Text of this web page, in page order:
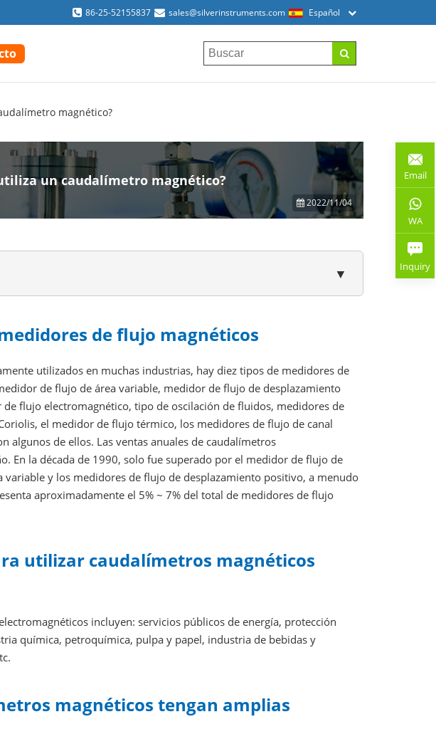
86-25-52155837 sales@silverinstruments.com Español
magnético?
un caudalímetro magnético?
2022/11/04
▼
de flujo magnéticos
utilizados en muchas industrias, hay diez tipos de medidores de
de flujo de área variable, medidor de flujo de desplazamiento
flujo electromagnético, tipo de oscilación de fluidos, medidores de
el medidor de flujo térmico, los medidores de flujo de canal
algunos de ellos. Las ventas anuales de caudalímetros
En la década de 1990, solo fue superado por el medidor de flujo de
y los medidores de flujo de desplazamiento positivo, a menudo
aproximadamente el 5% ~ 7% del total de medidores de flujo
utilizar caudalímetros magnéticos
incluyen: servicios públicos de energía, protección
química, petroquímica, pulpa y papel, industria de bebidas y
magnéticos tengan amplias
Email
WA
Inquiry